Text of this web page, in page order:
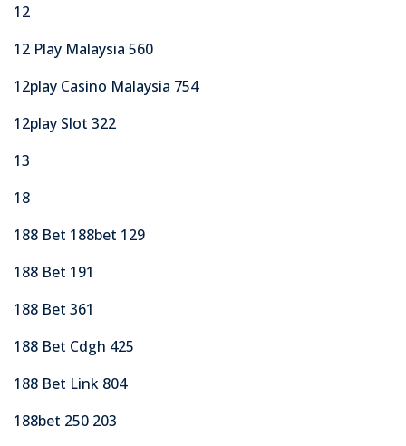
12
12 Play Malaysia 560
12play Casino Malaysia 754
12play Slot 322
13
18
188 Bet 188bet 129
188 Bet 191
188 Bet 361
188 Bet Cdgh 425
188 Bet Link 804
188bet 250 203